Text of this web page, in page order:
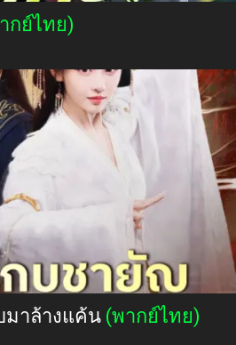
กย์ไทย)
าล้างแค้น (พากย์ไทย)